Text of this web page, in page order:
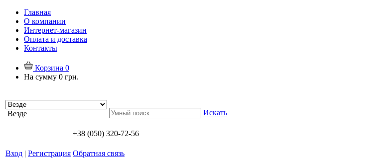
Главная
О компании
Интернет-магазин
Оплата и доставка
Контакты
Корзина 0
На сумму 0 грн.
Везде Искать
+38 (050) 320-72-56
Вход | Регистрация Обратная связь